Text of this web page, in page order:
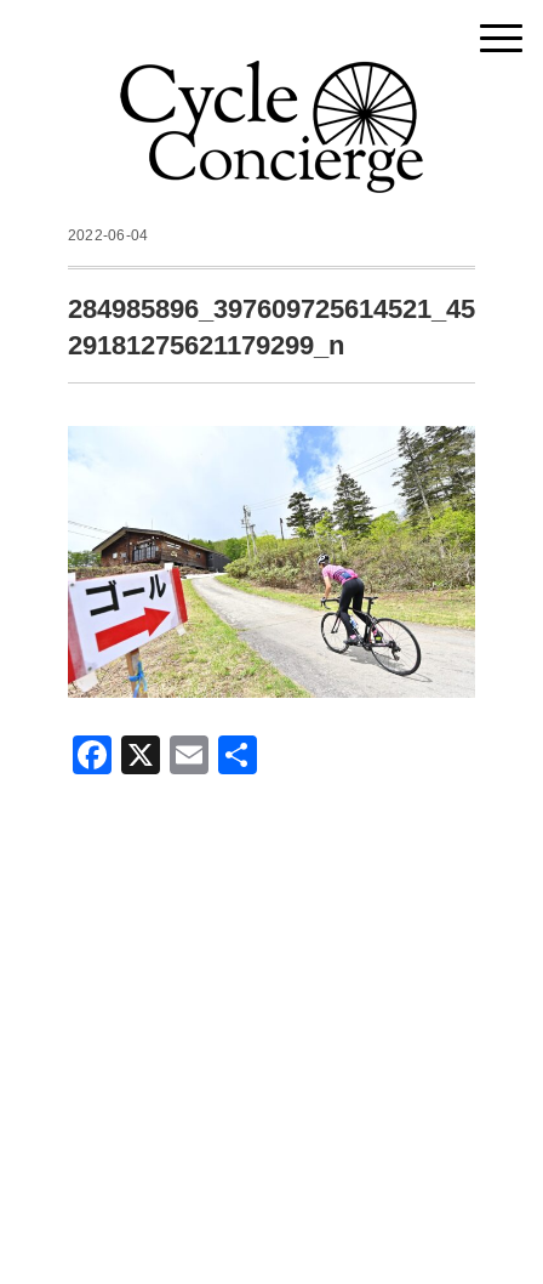
2022-06-04
284985896_397609725614521_45
29181275621179299_n
F
X
E